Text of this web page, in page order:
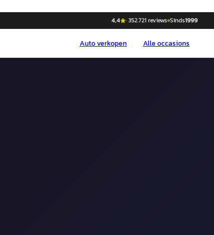
4,4 ·352.721 reviews Sinds1999
Autoverkopen Alle occasions